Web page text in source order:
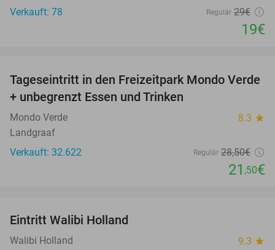
Verkauft: 78
Regulär 29€
19€
25%
Tageseintritt in den Freizeitpark Mondo Verde
+ unbegrenzt Essen und Trinken
Mondo Verde 8.3 star
Landgraaf
Verkauft: 32.622
Regulär 28,50€
21 ,50€
Eintritt Walibi Holland
Walibi Holland 9.3 star